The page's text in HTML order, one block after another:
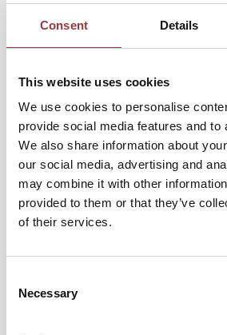
Consent Details
This website uses cookies
We use cookies to personalise
provide social media features and to
We also share information about
our social media, advertising and
may combine it with other
provided to them or that they’ve
of their services.
Selection
Necessary
LYFTARM DRAGARM HÖ
2 499,00 kr
Lägg till i kundvagn